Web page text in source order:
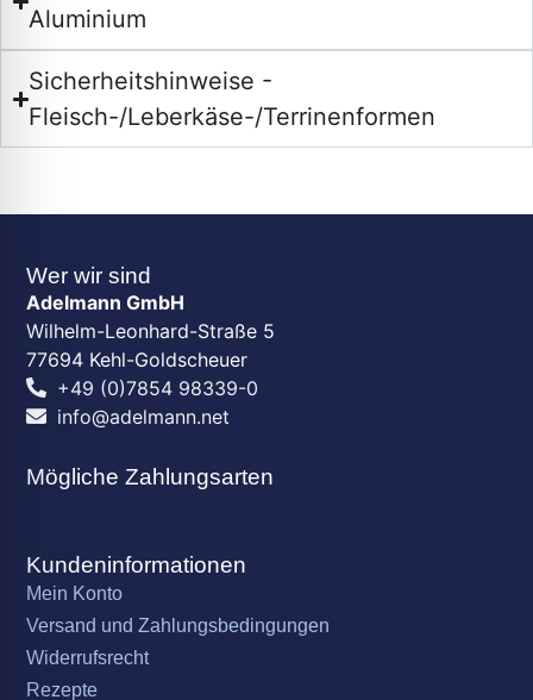
Aluminium
Sicherheitshinweise -
Fleisch-/Leberkäse-/Terrinenformen
Wer wir sind
Adelmann GmbH
Wilhelm-Leonhard-Straße 5
77694 Kehl-Goldscheuer
+49 (0)7854 98339-0
info@adelmann.net
Mögliche Zahlungsarten
Kundeninformationen
Mein Konto
Versand und Zahlungsbedingungen
Widerrufsrecht
Rezepte